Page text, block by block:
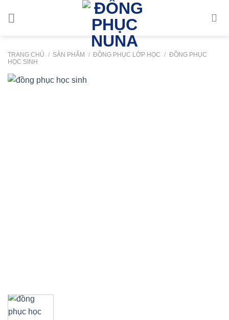
TRANG CHỦ / SẢN PHẨM / ĐỒNG PHỤC LỚP HỌC / ĐỒNG PHỤC
HỌC SINH